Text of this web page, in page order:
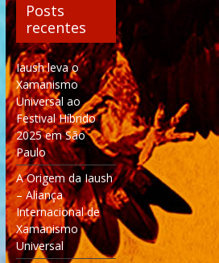
Posts
recentes
Iaush leva o
Xamanismo
Universal ao
Festival Híbrido
2025 em São
Paulo
A Origem da Iaush
– Aliança
Internacional de
Xamanismo
Universal